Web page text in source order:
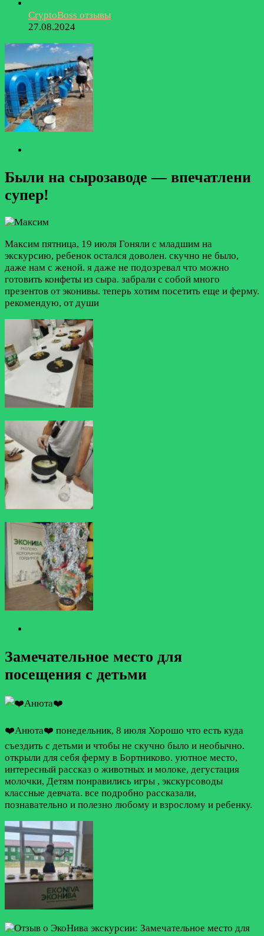
CryptoBoss отзывы
27.08.2024
Были на сырозаводе — впечатлени
супер!
Максим пятница, 19 июля Гоняли с младшим на
экскурсию, ребенок остался доволен. скучно не было,
даже нам с женой. я даже не подозревал что можно
готовить конфеты из сыра. забрали с собой много
презентов от эконивы. теперь хотим посетить еще и ферму.
рекомендую, от души
Замечательное место для
посещения с детьми
❤️Анюта❤️ понедельник, 8 июля Хорошо что есть куда
съездить с детьми и чтобы не скучно было и необычно.
открыли для себя ферму в Бортниково. уютное место,
интересный рассказ о животных и молоке, дегустация
молочки, Детям понравились игры , экскурсоводы
классные девчата. все подробно рассказали,
познавательно и полезно любому и взрослому и ребенку.